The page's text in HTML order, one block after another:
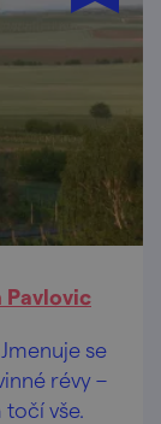
Pavlovic
se
révy –
točí vše.